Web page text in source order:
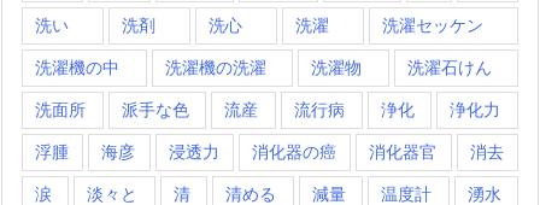
洗い 洗剤 洗心 洗濯 洗濯セッケン
洗濯機の中 洗濯機の洗濯 洗濯物 洗濯石けん
洗面所 派手な色 流産 流行病 浄化 浄化力
浮腫 海彦 浸透力 消化器の癌 消化器官 消去
涙 淡々と 清 清める 減量 温度計 湧水